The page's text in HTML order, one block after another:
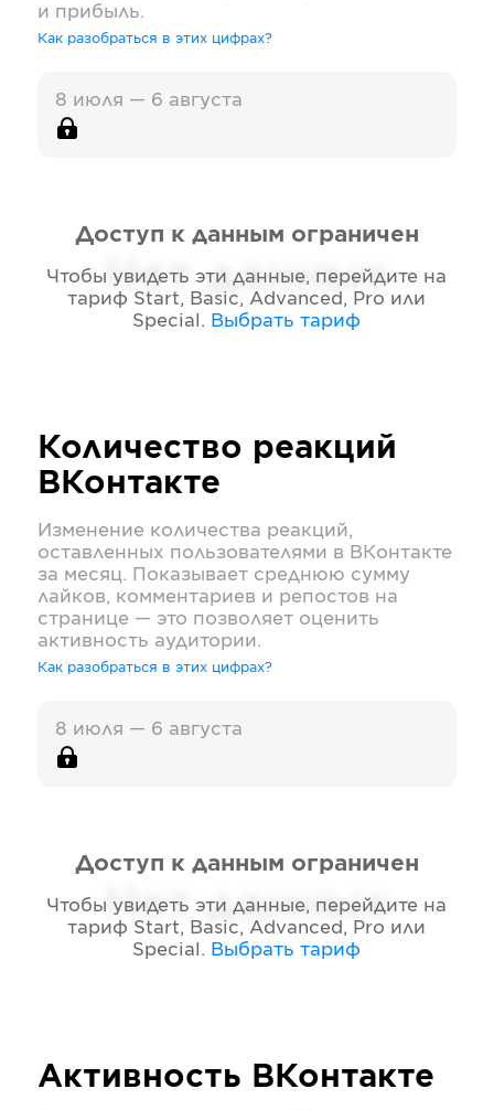
и прибыль.
Как разобраться в этих цифрах?
8 июля — 6 августа
Нет данных
Доступ к данным ограничен
Чтобы увидеть эти данные, перейдите на
тариф Start, Basic, Advanced, Pro или
Special . Выбрать тариф
Количество реакций
ВКонтакте
Изменение количества реакций,
оставленных пользователями в ВКонтакте
за месяц. Показывает среднюю сумму
лайков, комментариев и репостов на
странице — это позволяет оценить
активность аудитории.
Как разобраться в этих цифрах?
8 июля — 6 августа
Нет данных
Доступ к данным ограничен
Чтобы увидеть эти данные, перейдите на
тариф Start, Basic, Advanced, Pro или
Special . Выбрать тариф
Активность ВКонтакте